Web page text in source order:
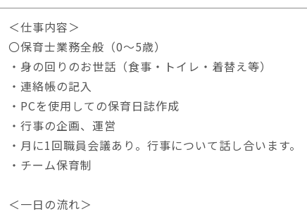
＜仕事内容＞
〇保育士業務全般（0～5歳）
・身の回りのお世話（食事・トイレ・着替え等）
・連絡帳の記入
・PCを使用しての保育日誌作成
・行事の企画、運営
・月に1回職員会議あり。行事について話し合います。
・チーム保育制
＜一日の流れ＞